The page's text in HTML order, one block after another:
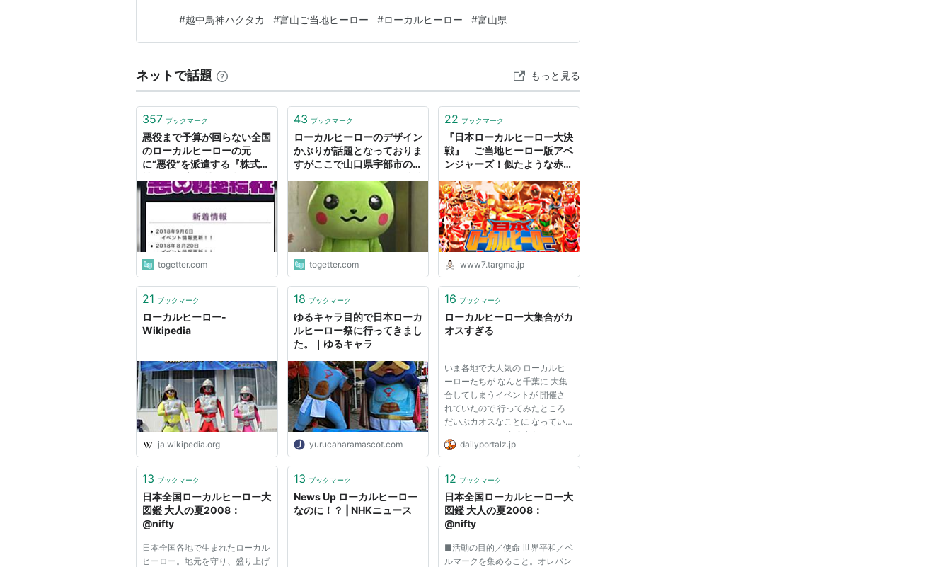
#越中鳥神ハクタカ #富山ご当地ヒーロー #ローカルヒーロー #富山県
ネットで話題 もっと見る
357 ブックマーク
悪役まで予算が回らない全国
のローカルヒーローの元
に“悪役”を派遣する『株式会
「物騒な隙間産業ｗ」
togetter.com
43 ブックマーク
ローカルヒーローのデザイン
かぶりが話題となっておりま
すがここで山口県宇部市のヤ
したご当地キャラクターを紹
介します
togetter.com
22 ブックマーク
『日本ローカルヒーロー大決
戦』 ご当地ヒーロー版アベ
ンジャーズ！似たような赤い
面のやつが必殺技で倒し
て・・・見てるこっちは「お
まえ誰だよ！」(柳下毅一郎)
www7.targma.jp
21 ブックマーク
ローカルヒーロー-
Wikipedia
ja.wikipedia.org
18 ブックマーク
ゆるキャラ目的で日本ローカ
ルヒーロー祭に行ってきまし
た。｜ゆるキャラ
yurucaharamascot.com
16 ブックマーク
ローカルヒーロー大集合がカ
オスすぎる
いま各地で大人気の ローカルヒ
ーローたちが なんと千葉に 大集
合してしまうイベントが 開催さ
れていたので 行ってみたところ
だいぶカオスなことに なってい
たのでした！！ 多摩在住のイラ
ストライター。諸メディアにおい
描くことを専門としながらも、昼
集...
dailyportalz.jp
13 ブックマーク
日本全国ローカルヒーロー大
図鑑 大人の夏2008：
@nifty
日本全国各地で生まれたローカル
ヒーロー。地元を守り、盛り上げ
13 ブックマーク
News Up ローカルヒーロー
なのに！？ | NHKニュース
12 ブックマーク
日本全国ローカルヒーロー大
図鑑 大人の夏2008：
@nifty
■活動の目的／使命 世界平和／ベ
ルマークを集めること。オレパン